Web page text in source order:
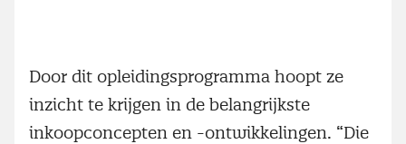
Door dit opleidingsprogramma hoopt ze
inzicht te krijgen in de belangrijkste
inkoopconcepten en -ontwikkelingen. “Die